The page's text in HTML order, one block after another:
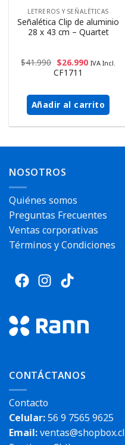
LETREROS Y SEÑALÉTICAS
Señalética Clip de aluminio
28 x 43 cm – Quartet
$41.990 $26.990 IVA Incl.
CF1711
Añadir al carrito
NOSOTROS
Quiénes somos
Preguntas Frecuentes
Ventas corporativas
Términos y Condiciones
CONTÁCTANOS
Contacto
Celular:56 9 7565 9625
Email:ventas@shopbox.cl